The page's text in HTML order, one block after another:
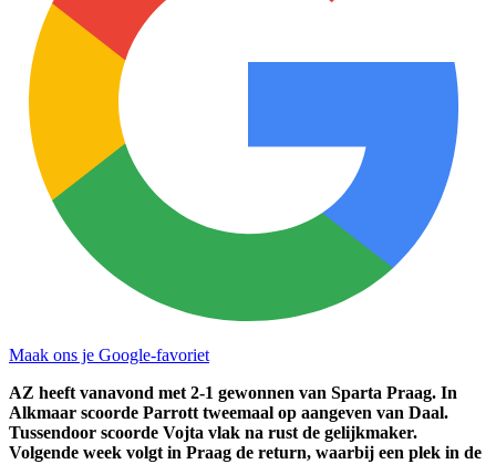
Maak ons je Google-favoriet
AZ heeft vanavond met 2-1 gewonnen van Sparta Praag. In
Alkmaar scoorde Parrott tweemaal op aangeven van Daal.
Tussendoor scoorde Vojta vlak na rust de gelijkmaker.
Volgende week volgt in Praag de return, waarbij een plek in de